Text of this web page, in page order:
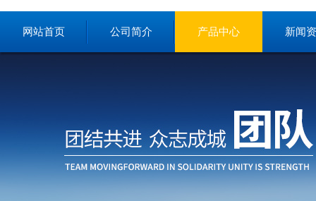
网站首页 公司简介 产品中心 新闻